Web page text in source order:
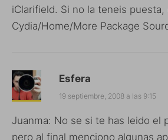
iClarifield. Si no la teneis puesta,
Cydia/Home/More Package
Esfera
19 septiembre, 2008 a las 9:15
Juanma: No se si te has leido el
pero al final menciono algunas